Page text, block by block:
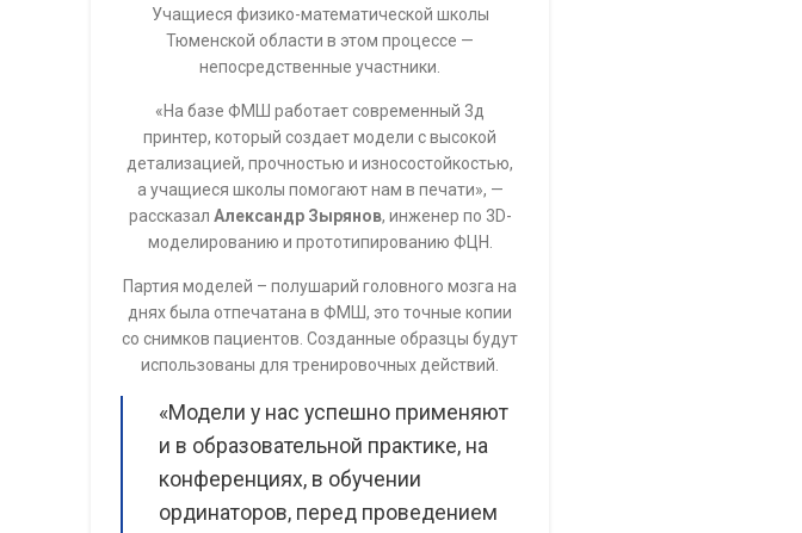
Учащиеся физико-математической школы
Тюменской области в этом процессе —
непосредственные участники.
«На базе ФМШ работает современный 3д
принтер, который создает модели с высокой
детализацией, прочностью и износостойкостью,
а учащиеся школы помогают нам в печати», —
рассказал Александр Зырянов, инженер по 3D-
моделированию и прототипированию ФЦН.
Партия моделей – полушарий головного мозга на
днях была отпечатана в ФМШ, это точные копии
со снимков пациентов. Созданные образцы будут
использованы для тренировочных действий.
«Модели у нас успешно применяют
и в образовательной практике, на
конференциях, в обучении
ординаторов, перед проведением